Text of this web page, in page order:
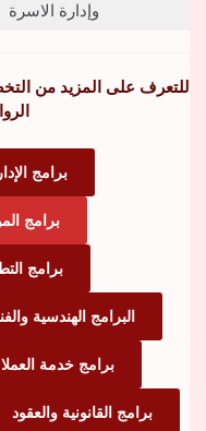
وإدارة الاسرة
للتعرف على المزيد من
برامج
برامج
برامج
البرامج الهندسية
برامج خدمة
برامج القانونية والعقود